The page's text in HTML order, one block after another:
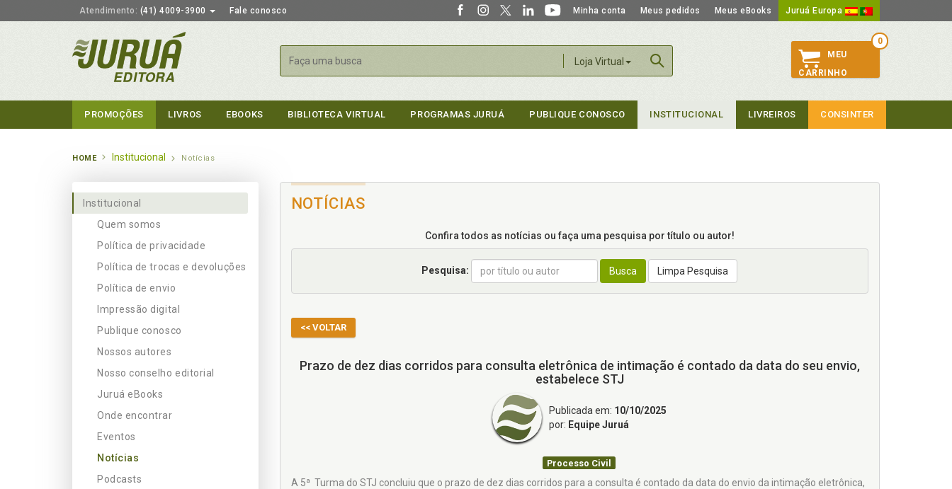
Atendimento: (41) 4009-3900 Fale conosco Minha conta Meus pedidos Meus eBooks Juruá Europa
Loja Virtual
Buscar
0
MEU
CARRINHO
PROMOÇÕES LIVROS EBOOKS BIBLIOTECA VIRTUAL PROGRAMAS JURUÁ PUBLIQUE CONOSCO INSTITUCIONAL LIVREIROS CONSINTER
HOME Institucional Notícias
Institucional
Quem somos
Política de privacidade
Política de trocas e devoluções
Política de envio
Impressão digital
Publique conosco
Nossos autores
Nosso conselho editorial
Juruá eBooks
Onde encontrar
Eventos
Notícias
Podcasts
NOTÍCIAS
Confira todos as notícias ou faça uma pesquisa por título ou autor!
Pesquisa: Busca
<< VOLTAR
Prazo de dez dias corridos para consulta eletrônica de intimação é contado da data do seu envio,
estabelece STJ
Publicada em: 10/10/2025
por: Equipe Juruá
Processo Civil
​A 5ª Turma do STJ concluiu que o prazo de dez dias corridos para a consulta é contado da data do envio da intimação eletrônica,